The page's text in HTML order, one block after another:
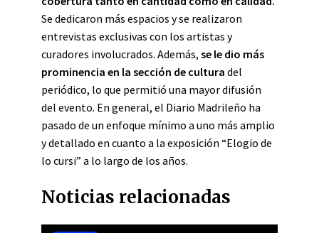
Se dedicaron más espacios y se realizaron
entrevistas exclusivas con los artistas y
curadores involucrados. Además, se le dio más
prominencia en la sección de cultura del
periódico, lo que permitió una mayor difusión
del evento. En general, el Diario Madrileño ha
pasado de un enfoque mínimo a uno más amplio
y detallado en cuanto a la exposición “Elogio de
lo cursi” a lo largo de los años.
Noticias relacionadas